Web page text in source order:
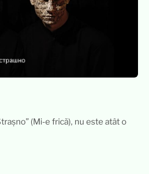
(Mi-e frică), nu este atât o